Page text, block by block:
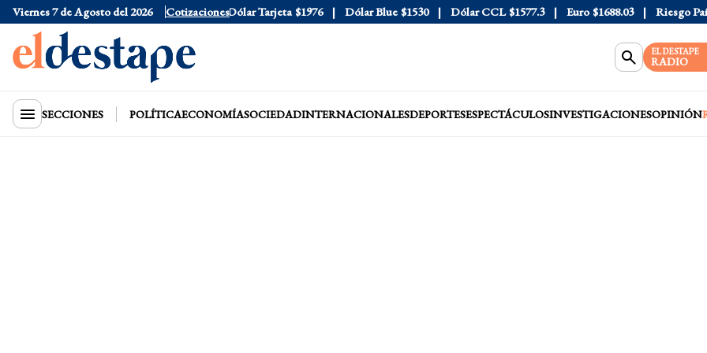
Viernes 7 de Agosto del 2026 Cotizaciones
Dólar Oficial $1520 Dólar Tarjeta $1976 Dólar Blue $1530 Dólar CCL $1577.3 Euro $1688.03 Riesgo País
EL DESTAPE
RADIO
SECCIONES POLÍTICAECONOMÍASOCIEDADINTERNACIONALESDEPORTESESPECTÁCULOSINVESTIGACIONESOPINIÓN